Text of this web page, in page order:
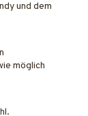
und dem
möglich